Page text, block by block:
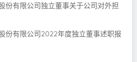
份有限公司独立董事关于公司对外担
份有限公司2022年度独立董事述职报